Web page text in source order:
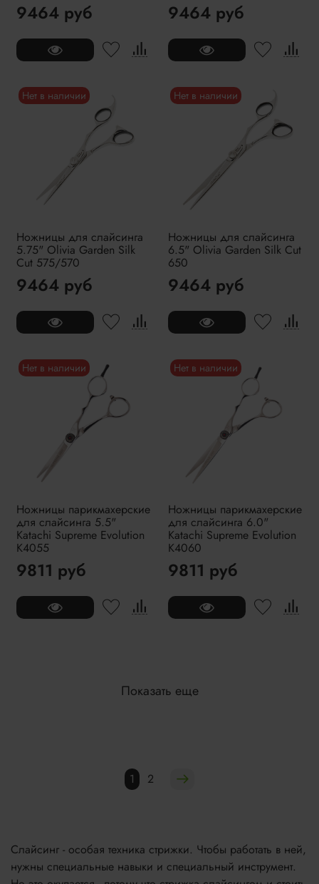
9464 руб 9464 руб
Нет в наличии
Ножницы для слайсинга
5.75" Olivia Garden Silk
Cut 575/570
9464 руб
Нет в наличии
Ножницы для слайсинга
6.5" Olivia Garden Silk Cut
650
9464 руб
Нет в наличии
Ножницы парикмахерские
для слайсинга 5.5"
Katachi Supreme Evolution
K4055
9811 руб
Нет в наличии
Ножницы парикмахерские
для слайсинга 6.0"
Katachi Supreme Evolution
K4060
9811 руб
Показать еще
1 2
Слайсинг - особая техника стрижки. Чтобы работать в ней,
нужны специальные навыки и специальный инструмент.